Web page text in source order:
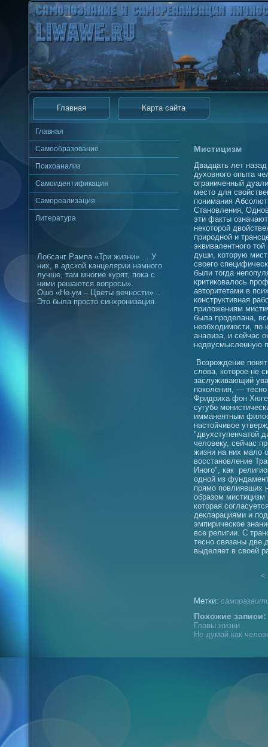
Главная Карта сайта
Главная
Самообразование
Психоанализ
Самоидентификация
Самореализация
Литература
Лобсанг Рампа «Три жизни» ... У
них, в адской канцелярии намного
лучше, там многие курят, пока с
ними решаются вопросы».
Ошо «Не-ум – Цветы вечности»...
Это была просто синхронизация.
Мистицизм
Двадцать лет
духовного опыта
ограниченный
место для
понимания
Становления,
эти факты
некоторой
природной и
эквивалентного
души, которую
своего
были тогда
критиковалось
авторитетами в
конструктивная
приложениям
была проделана,
необходимости, по
анализа, и сейчас
недвусмысленную
Возрождение
слова, которое не
заслуживающий
поколения, —
Фридриха фон
сугубо
имманентным
настойчивое
"двухступенчатой
человеку, сейчас
жизни на них мало
восстановление
Иного", как
одной из
прямо повлиявших
образом
которая
декларациями и
эмпирическое
все религии. С
тесно связаны две
выделяет в своей
<
Метки:
Похожие записи:
Главы жизни
Не думай как